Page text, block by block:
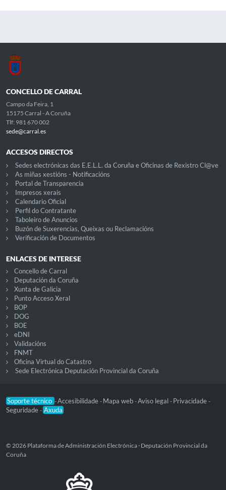
CONCELLO DE CARRAL
Campo da Feira, 1
15175 Carral - A Coruña
Tlf: 981 670 002
sede@carral.es
ACCESOS DIRECTOS
Sedes electrónicas das E.E.L.L. da Coruña e Oficinas de Rexistro Cl@ve
As miñas xestións - Notificacións
Portal de Transparencia
Impresos xerais
Calendario Oficial
Perfil do Contratante
Taboleiro de Anuncios
Buzón de Suxerencias, Queixas ou Reclamacións
Verificación de Documentos
ENLACES DE INTERESE
Concello de Carral
Deputación da Coruña
Xunta de Galicia
Punto Acceso Xeral
BOP
DOG
BOE
eDNI
Validacións
FNMT
Oficina Virtual do Catastro
Sede Electrónica Deputación Provincial da Coruña
Soporte técnico -Accesibilidade - Mapa web -Aviso legal - Privacidade -
Seguridade - Axuda
© 2026 Plataforma de Administración Electrónica · Deputación Provincial da
Coruña